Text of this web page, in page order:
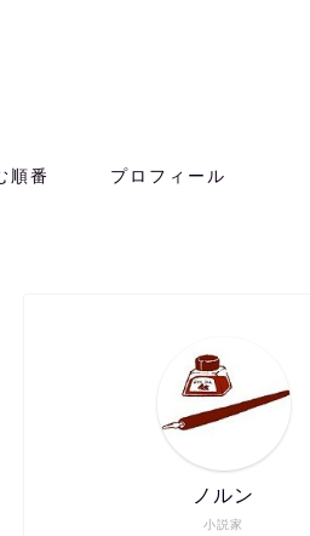
順番 プロフィール
小説家
ノルン